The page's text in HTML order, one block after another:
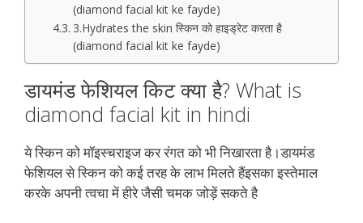
(diamond facial kit ke fayde)
3.Hydrates the skin ​स्किन को हाइड्रेट करता है
(diamond facial kit ke fayde)
डायमंड फेशियल किट क्या है? What is
diamond facial kit in hindi
ये स्किन को मॉइस्‍चराइज कर रंगत को भी निखारता है।डायमंड
फेशियल से स्किन को कई तरह के लाभ मिलते हैंइसका इस्तेमाल
करके अपनी त्वचा में हीरे जैसी चमक जोड़ें सकते है